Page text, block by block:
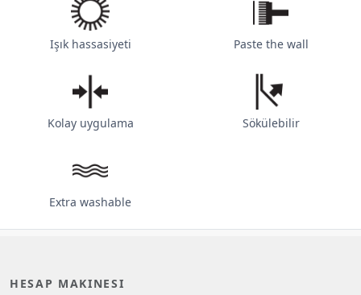
Işık hassasiyeti Paste the wall
Kolay uygulama Sökülebilir
Extra washable
HESAP MAKINESI